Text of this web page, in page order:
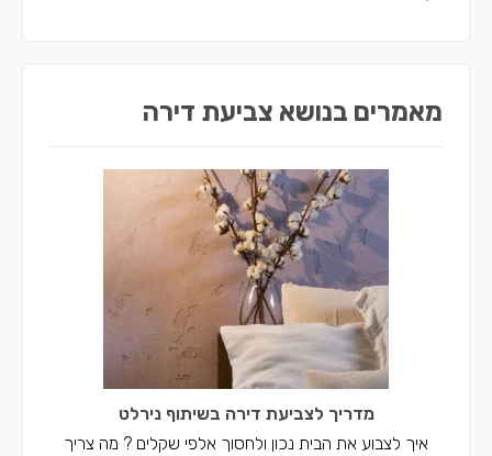
מאמרים בנושא צביעת דירה
מדריך לצביעת דירה בשיתוף נירלט
איך לצבוע את הבית נכון ולחסוך אלפי שקלים ? מה צריך